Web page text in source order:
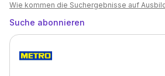
Wie kommen die Suchergebnisse auf
Suche abonnieren